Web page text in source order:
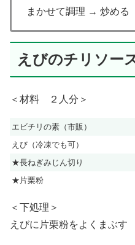
まかせて調理 → 炒める
えびのチリソー
＜材料 ２人分＞
エビチリの素（市販）
えび（冷凍でも可）
★長ねぎみじん切り
★片栗粉
＜下処理＞
えびに片栗粉をよくまぶす